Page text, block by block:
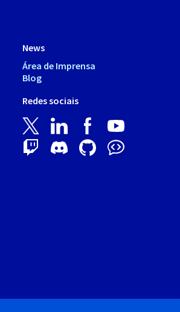
News
Área de Imprensa
Blog
Redes sociais